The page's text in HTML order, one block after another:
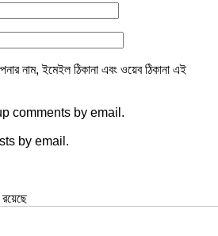
নাম, ইমেইল ঠিকানা এবং ওয়েব ঠিকানা এই
comments by email.
by email.